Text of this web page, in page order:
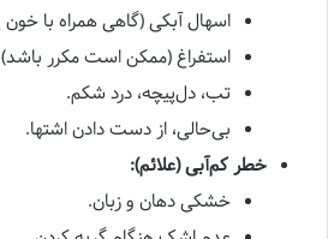
اسهال آبکی (گاهی همراه با
استفراغ (ممکن است مکرر
تب، دل‌پیچه، درد شکم.
بی‌حالی، از دست دادن اشتها.
خطر کم‌آبی (علائم):
خشکی دهان و زبان.